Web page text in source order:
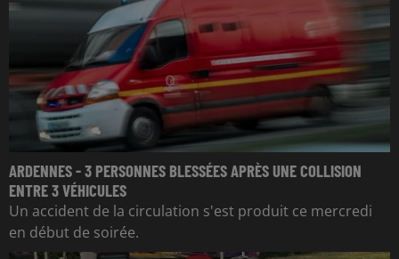
ARDENNES - 3 PERSONNES BLESSÉES APRÈS UNE COLLISION
ENTRE 3 VÉHICULES
Un accident de la circulation s'est produit ce mercredi
en début de soirée.